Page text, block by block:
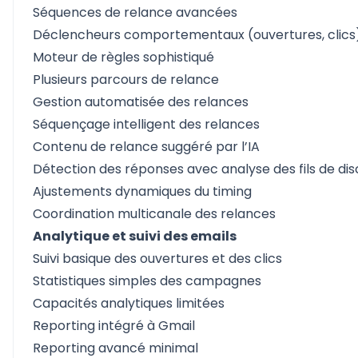
Séquences de relance avancées
Déclencheurs comportementaux (ouvertures,
Moteur de règles sophistiqué
Plusieurs parcours de relance
Gestion automatisée des relances
Séquençage intelligent des relances
Contenu de relance suggéré par l’IA
Détection des réponses avec analyse des fils de
Ajustements dynamiques du timing
Coordination multicanale des relances
Analytique et suivi des emails
Suivi basique des ouvertures et des clics
Statistiques simples des campagnes
Capacités analytiques limitées
Reporting intégré à Gmail
Reporting avancé minimal